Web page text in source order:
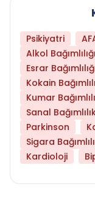
Psikiyatri
Alkol Bağımlılığı
Esrar
Kokain
Kumar
Sanal
Parkinson
Sigara
Kardioloji